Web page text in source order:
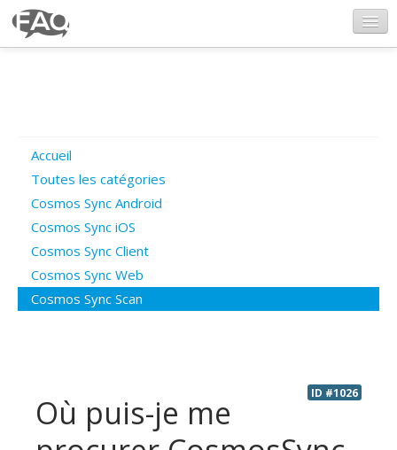
Poser une question
Questions ouvertes
Connexion
Accueil
Toutes les catégories
Cosmos Sync Android
Cosmos Sync iOS
Cosmos Sync Client
Cosmos Sync Web
Cosmos Sync Scan
ID #1026
Où puis-je me